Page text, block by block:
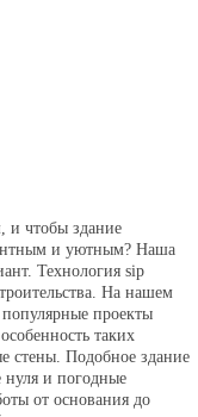
и чтобы здание
и уютным? Наша
Технология sip
На нашем
проекты
таких
стены. Подобное здание
нуля и погодные
от основания до